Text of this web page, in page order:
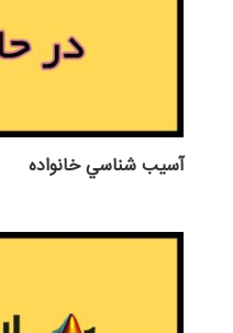
آسيب شناسي خانواده